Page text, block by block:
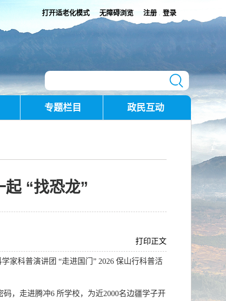
打开适老化模式 无障碍浏览 注册 登录
专题栏目 政民互动
“找恐龙”
打印正文
家科普演讲团 “走进国门” 2026 保山行科普活
码，走进腾冲6 所学校，为近2000名边疆学子开